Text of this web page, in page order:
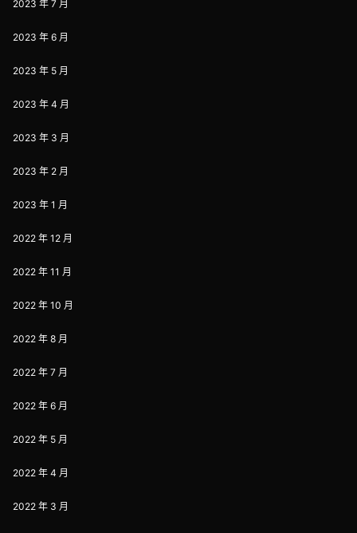
2023 年 7 月
2023 年 6 月
2023 年 5 月
2023 年 4 月
2023 年 3 月
2023 年 2 月
2023 年 1 月
2022 年 12 月
2022 年 11 月
2022 年 10 月
2022 年 8 月
2022 年 7 月
2022 年 6 月
2022 年 5 月
2022 年 4 月
2022 年 3 月